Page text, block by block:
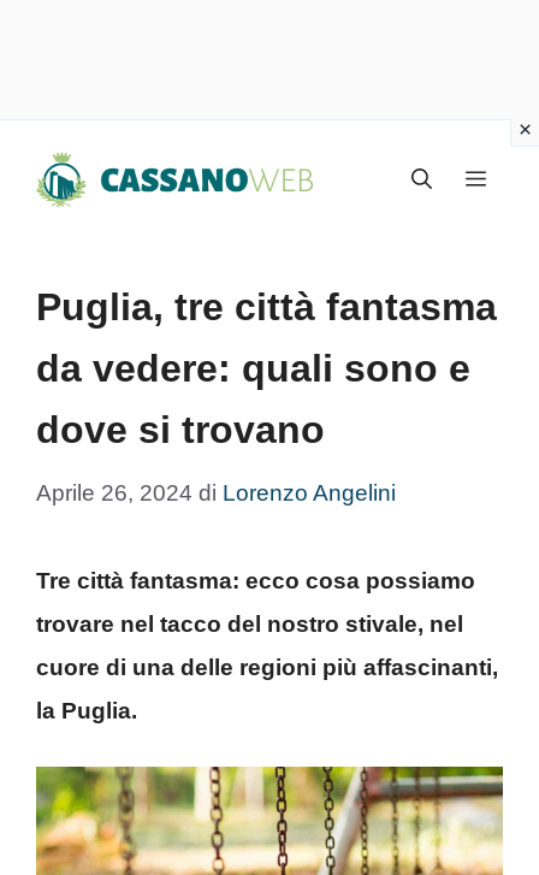
Menu
Puglia, tre città fantasma
da vedere: quali sono e
dove si trovano
Aprile 26, 2024 di Lorenzo Angelini
Tre città fantasma: ecco cosa possiamo
trovare nel tacco del nostro stivale, nel
cuore di una delle regioni più affascinanti,
la Puglia.